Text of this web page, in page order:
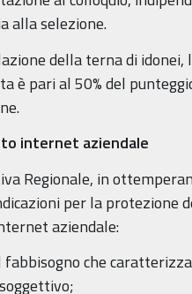
alla selezione.
della terna di idonei,
è pari al 50% del
internet aziendale
Regionale, in
per la protezione
aziendale:
fabbisogno che